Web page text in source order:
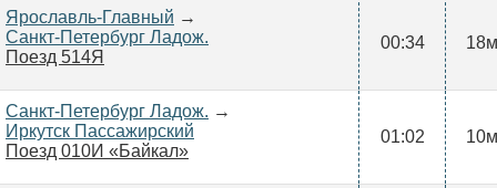
Ярославль-Главный →
Санкт-Петербург Ладож.
Поезд 514Я
00:34 18м
Санкт-Петербург Ладож. →
Иркутск Пассажирский
Поезд 010И «Байкал»
01:02 10м